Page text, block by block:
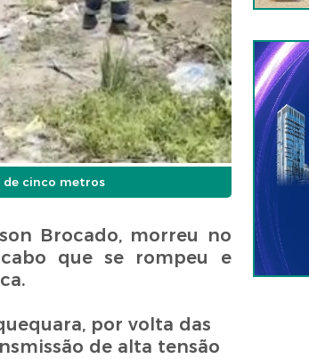
de cinco metros
Brocado, morreu no
que se rompeu e
por volta das
de alta tensão